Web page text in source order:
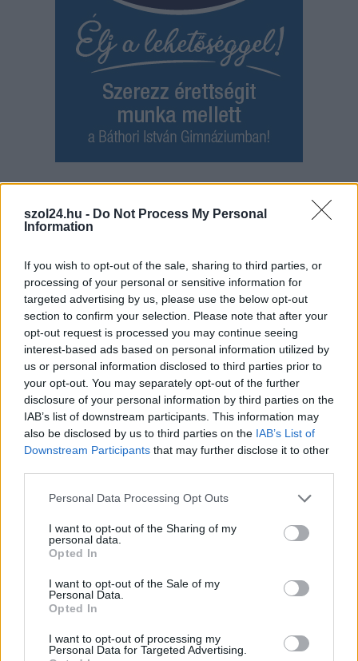
szol24.hu - Do Not Process My Personal
Information
If you wish to opt-out of the sale, sharing to third parties, or
processing of your personal or sensitive information for
targeted advertising by us, please use the below opt-out
section to confirm your selection. Please note that after your
opt-out request is processed you may continue seeing
interest-based ads based on personal information utilized by
us or personal information disclosed to third parties prior to
your opt-out. You may separately opt-out of the further
disclosure of your personal information by third parties on the
IAB’s list of downstream participants. This information may
also be disclosed by us to third parties on the IAB’s List of
Downstream Participants that may further disclose it to other
Please note that this website/app uses one or more Google
not limited to your visit or usage behaviour. You may click to
grant or deny consent to Google and its third-party tags to
use your data for below specified purposes in below Google
consent section.
Personal Data Processing Opt Outs
I want to opt-out of the Sharing of my
personal data.
Opted In
I want to opt-out of the Sale of my
Personal Data.
Opted In
I want to opt-out of processing my
Personal Data for Targeted Advertising.
Adja meg keresztnevét:
Megismertem és elfogadom a
GDPR-szabályzat ot
Nem szeretne lemaradni semmiről? Csak egy kattintás, és hírlevelünk a
legfrissebb információkkal és exkluzív tartalmakkal hétről hétre
postaládájába érkezik!
A SZOL24 legfrissebb 24 cikke
A Szolnok megyei gazdák nagyon nem akarták a JÉGER
további üzemeltetését
Csendélet 5.0: alig balesetveszélyes lépcső és remek
állapotban levő buszmegálló mutatja, hogy Szolnok mennyire
élhető város
Pénteken újra csökken a benzin és a gázolaj ára is
Napokon belül megválasztja az új köztársasági elnököt az
Országgyűlés